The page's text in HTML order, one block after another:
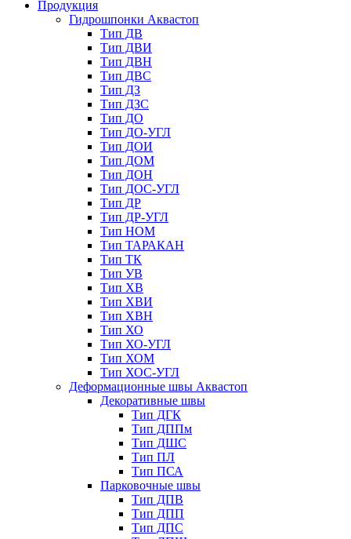
Продукция
Гидрошпонки Аквастоп
Тип ДВ
Тип ДВИ
Тип ДВН
Тип ДВС
Тип ДЗ
Тип ДЗС
Тип ДО
Тип ДО-УГЛ
Тип ДОИ
Тип ДОМ
Тип ДОН
Тип ДОС-УГЛ
Тип ДР
Тип ДР-УГЛ
Тип НОМ
Тип ТАРАКАН
Тип ТК
Тип УВ
Тип ХВ
Тип ХВИ
Тип ХВН
Тип ХО
Тип ХО-УГЛ
Тип ХОМ
Тип ХОС-УГЛ
Деформационные швы Аквастоп
Декоративные швы
Тип ДГК
Тип ДППм
Тип ДШС
Тип ПЛ
Тип ПСА
Парковочные швы
Тип ДПВ
Тип ДПП
Тип ДПС